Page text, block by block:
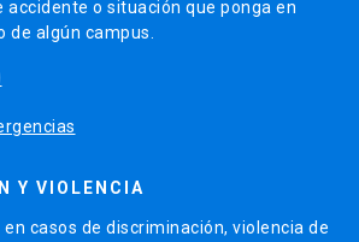
accidente o situación que ponga en
de algún campus.
Y VIOLENCIA
casos de discriminación, violencia de